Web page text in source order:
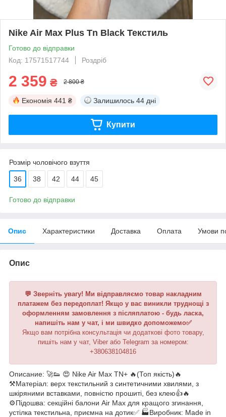
Nike Air Max Plus Tn Black Текстиль
Готово до відправки
Код: 17571517744
Роздріб
2 359 ₴ 2 800 ₴
Економія 441 ₴ Залишилось 44 дні
Купити
Розмір чоловічого взуття
36 38 42 44 45
Готово до відправки
Опис Характеристики Доставка Оплата Умови
Опис
💬 Зверніть увагу! Ми відправляємо товар накладним
платажем без передоплат! Якщо у вас виникли труднощі з
оформленням замовлення з післяплатою - будь ласка,
напишіть нам у чат, і ми швидко допоможемо✅
Якщо вам потрібна консультація чи додаткові фото товару,
пишіть нам у чат, Viber або Telegram за номером:
+380638104816
Описание: 🚀👟 😍 Nike Air Max TN+ 🔥(Топ якість)🔥
⚒️Матеріал: верх текстильний з синтетичними хвилями, з
шкіряними вставками, повністю прошиті, без клею👍🔥
⚙️Підошва: секційні балони Air Max для кращого згинання,
устілка текстильна, приємна на дотик✅ 🏭Виробник: Made in